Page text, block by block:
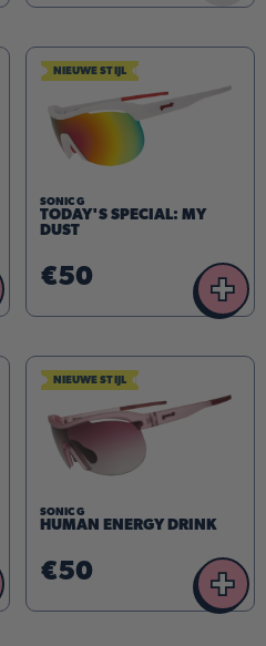
NIEUWE STIJL
SONIC G
TODAY'S SPECIAL: MY
DUST
€50 +
NIEUWE STIJL
SONIC G
HUMAN ENERGY DRINK
€50 +